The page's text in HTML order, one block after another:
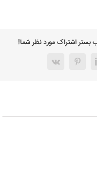
بستر اشتراک مورد نظر شما!